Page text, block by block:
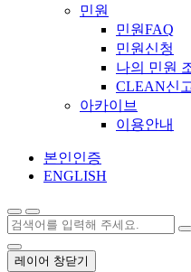
민원
민원FAQ
민원신청
나의 민원
CLEAN신
아카이브
이용안내
본인인증
ENGLISH
레이어 창닫기